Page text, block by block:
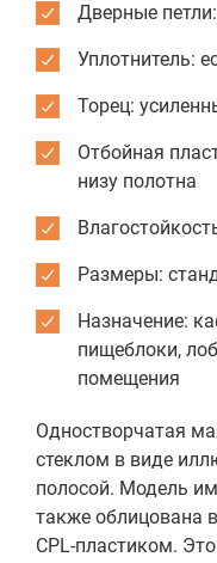
Дверные
Уплотнитель:
Торец:
Отбойная
низу полотна
Размеры:
Назначение:
пищеблоки,
помещения
Одностворчатая
стеклом в виде
полосой. Модель
также облицована
CPL-пластиком.